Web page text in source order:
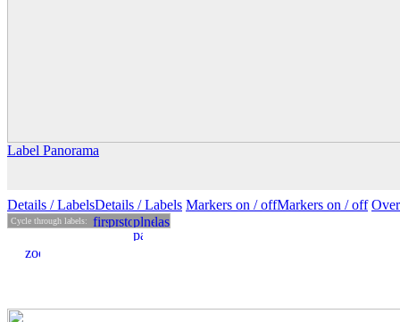
Label Panorama
Details / LabelsDetails /Labels Markers on /offMarkers on / off
Cycle through labels: